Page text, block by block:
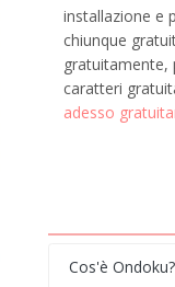
installazione e
chiunque
gratuitamente,
caratteri
adesso
Cos'è Ondoku?